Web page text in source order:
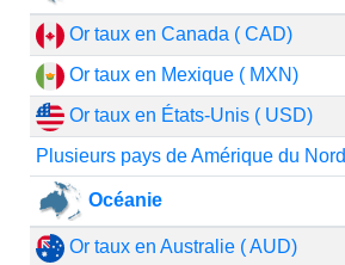
Or taux en Canada ( CAD)
Or taux en Mexique ( MXN)
Or taux en États-Unis ( USD)
Plusieurs pays de Amérique du Nord
Océanie
Or taux en Australie ( AUD)